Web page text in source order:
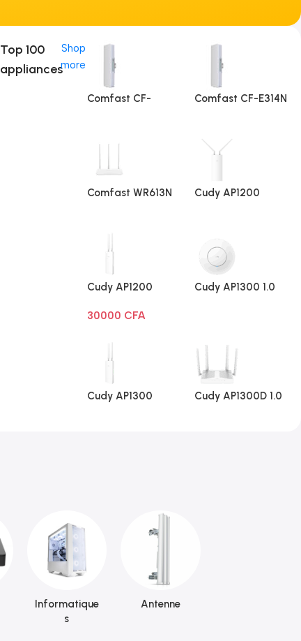
Top 100
appliances
Shop
more
Comfast CF-
Comfast CF-E314N
Comfast WR613N
Cudy AP1200
Cudy AP1200
AC1200
30000 CFA
Cudy AP1300 1.0
Cudy AP1300
Cudy AP1300D 1.0
Informatique
s
Antenne